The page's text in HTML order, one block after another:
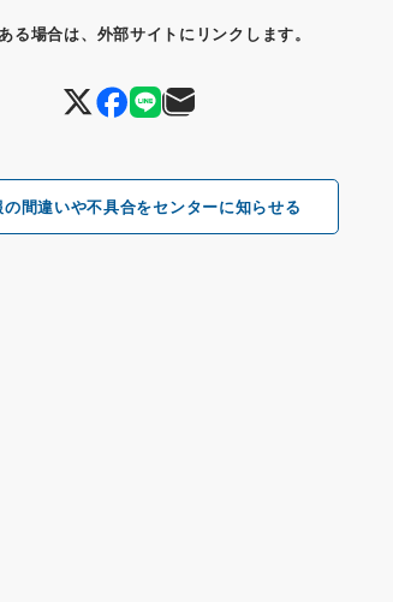
る場合は、外部サイトにリンクします。
の間違いや不具合をセンターに知らせる